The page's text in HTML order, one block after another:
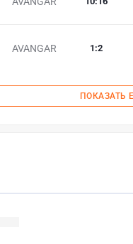
AVANGAR 1 :2
ПОКАЗАТЬ